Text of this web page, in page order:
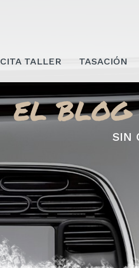
CITA TALLER TASACIÓN
EL BLOG
SIN